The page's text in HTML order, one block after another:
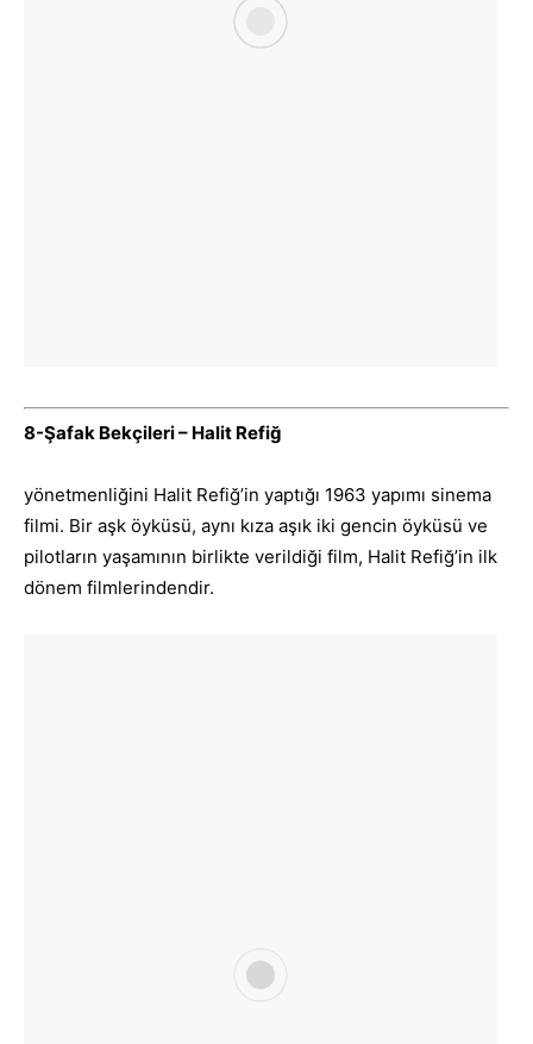
8-Şafak Bekçileri – Halit Refiğ
yönetmenliğini Halit Refiğ’in yaptığı 1963 yapımı sinema
filmi. Bir aşk öyküsü, aynı kıza aşık iki gencin öyküsü ve
pilotların yaşamının birlikte verildiği film, Halit Refiğ’in ilk
dönem filmlerindendir.